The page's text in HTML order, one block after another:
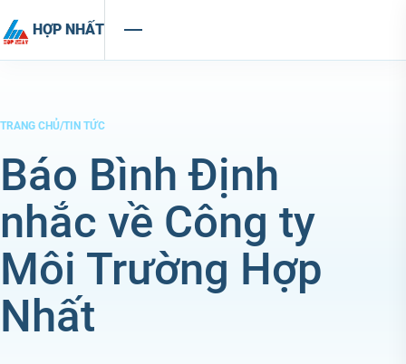
HỢP NHẤT
TRANG CHỦ/TIN TỨC
Báo Bình Định
nhắc về Công ty
Môi Trường Hợp
Nhất